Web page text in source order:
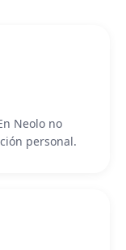
Neolo no
personal.